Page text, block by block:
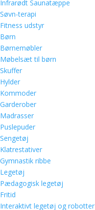
Infrarødt Saunatæppe
Søvn-terapi
Fitness udstyr
Børn
Børnemøbler
Møbelsæt til børn
Skuffer
Hylder
Kommoder
Garderober
Madrasser
Puslepuder
Sengetøj
Klatrestativer
Gymnastik ribbe
Legetøj
Pædagogisk legetøj
Fritid
Interaktivt legetøj og robotter